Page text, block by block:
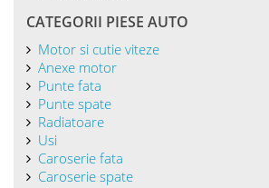
CATEGORII PIESE AUTO
Motor si cutie viteze
Anexe motor
Punte fata
Punte spate
Radiatoare
Usi
Caroserie fata
Caroserie spate